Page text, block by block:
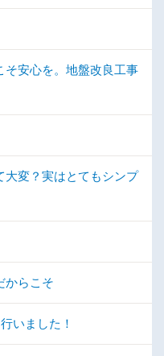
そ安心を。地盤改良工事
大変？実はとてもシンプ
からこそ
いました！